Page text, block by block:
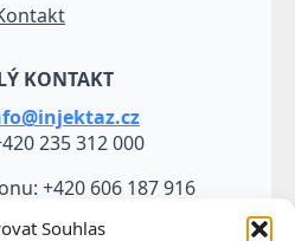
Souhlas
KONTAKT
235 312 000
+420 606 187 916